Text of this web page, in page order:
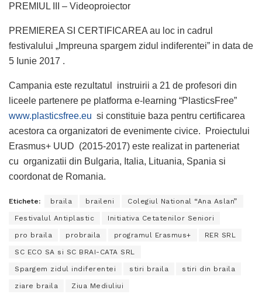
PREMIUL III – Videoproiector
PREMIEREA SI CERTIFICAREA au loc in cadrul
festivalului „Impreuna spargem zidul indiferentei” in data de
5 Iunie 2017 .
Campania este rezultatul instruirii a 21 de profesori din
liceele partenere pe platforma e-learning “PlasticsFree”
www.plasticsfree.eu si constituie baza pentru certificarea
acestora ca organizatori de evenimente civice. Proiectului
Erasmus+ UUD (2015-2017) este realizat in parteneriat
cu organizatii din Bulgaria, Italia, Lituania, Spania si
coordonat de Romania.
Etichete: braila braileni Colegiul National “Ana Aslan”
Festivalul Antiplastic Initiativa Cetatenilor Seniori
pro braila probraila programul Erasmus+ RER SRL
SC ECO SA si SC BRAI-CATA SRL
Spargem zidul indiferentei stiri braila stiri din braila
ziare braila Ziua Mediuliui